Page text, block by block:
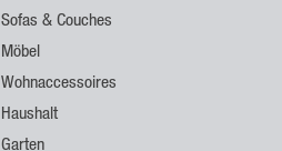
Sofas & Couches
Möbel
Wohnaccessoires
Haushalt
Garten